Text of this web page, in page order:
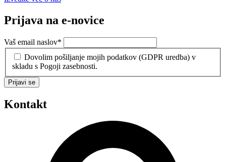
Prijava na e-novice
Vaš email naslov*
Dovolim pošiljanje mojih podatkov (GDPR uredba) v
skladu s Pogoji zasebnosti.
Prijavi se
Kontakt